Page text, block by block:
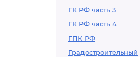
ГК РФ часть 3
ГК РФ часть 4
ГПК РФ
Градостроительный